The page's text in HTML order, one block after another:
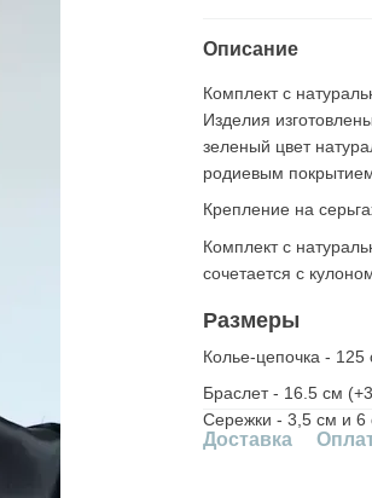
Описание
Комплект с
Изделия
зеленый цвет
родиевым
Крепление на
Комплект с
сочетается с
Размеры
Колье-цепочка - 125
Браслет - 16.5 см
Сережки - 3,5 см и 6
Доставка